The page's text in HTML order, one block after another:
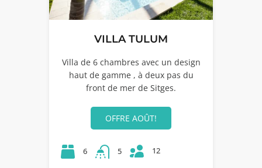
VILLA TULUM
Villa de 6 chambres avec un design
haut de gamme , à deux pas du
front de mer de Sitges.
OFFRE AOÛT!
6 5 12